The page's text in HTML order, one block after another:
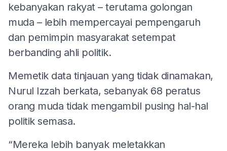
kebanyakan rakyat – terutama golongan
muda – lebih mempercayai pempengaruh
dan pemimpin masyarakat setempat
berbanding ahli politik.
Memetik data tinjauan yang tidak dinamakan,
Nurul Izzah berkata, sebanyak 68 peratus
orang muda tidak mengambil pusing hal-hal
politik semasa.
“Mereka lebih banyak meletakkan